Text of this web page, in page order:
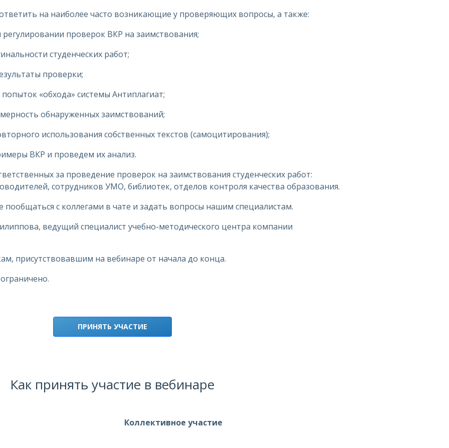
на наиболее часто возникающие у проверяющих вопросы, а также:
проверок ВКР на заимствования;
студенческих работ;
проверки;
«обхода» системы Антиплагиат;
обнаруженных заимствований;
использования собственных текстов (самоцитирования);
ВКР и проведем их анализ.
за проведение проверок на заимствования студенческих работ:
сотрудников УМО, библиотек, отделов контроля качества образования.
с коллегами в чате и задать вопросы нашим специалистам.
ведущий специалист учебно-методического центра компании
присутствовавшим на вебинаре от начала до конца.
ПРИНЯТЬ УЧАСТИЕ
Как принять участие в вебинаре
Коллективное участие